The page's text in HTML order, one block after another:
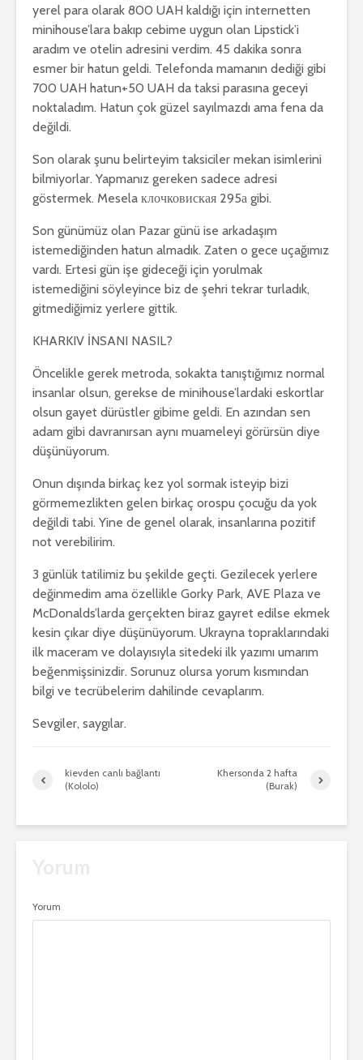
yerel para olarak 800 UAH kaldığı için internetten
minihouse’lara bakıp cebime uygun olan Lipstick’i
aradım ve otelin adresini verdim. 45 dakika sonra
esmer bir hatun geldi. Telefonda mamanın dediği gibi
700 UAH hatun+50 UAH da taksi parasına geceyi
noktaladım. Hatun çok güzel sayılmazdı ama fena da
değildi.
Son olarak şunu belirteyim taksiciler mekan isimlerini
bilmiyorlar. Yapmanız gereken sadece adresi
göstermek. Mesela клочковиская 295а gibi.
Son günümüz olan Pazar günü ise arkadaşım
istemediğinden hatun almadık. Zaten o gece uçağımız
vardı. Ertesi gün işe gideceği için yorulmak
istemediğini söyleyince biz de şehri tekrar turladık,
gitmediğimiz yerlere gittik.
KHARKIV İNSANI NASIL?
Öncelikle gerek metroda, sokakta tanıştığımız normal
insanlar olsun, gerekse de minihouse’lardaki eskortlar
olsun gayet dürüstler gibime geldi. En azından sen
adam gibi davranırsan aynı muameleyi görürsün diye
düşünüyorum.
Onun dışında birkaç kez yol sormak isteyip bizi
görmemezlikten gelen birkaç orospu çocuğu da yok
değildi tabi. Yine de genel olarak, insanlarına pozitif
not verebilirim.
3 günlük tatilimiz bu şekilde geçti. Gezilecek yerlere
değinmedim ama özellikle Gorky Park, AVE Plaza ve
McDonalds’larda gerçekten biraz gayret edilse ekmek
kesin çıkar diye düşünüyorum. Ukrayna topraklarındaki
ilk maceram ve dolayısıyla sitedeki ilk yazımı umarım
beğenmişsinizdir. Sorunuz olursa yorum kısmından
bilgi ve tecrübelerim dahilinde cevaplarım.
Sevgiler, saygılar.
kievden canlı bağlantı
(Kololo)
Khersonda 2 hafta
(Burak)
Yorum